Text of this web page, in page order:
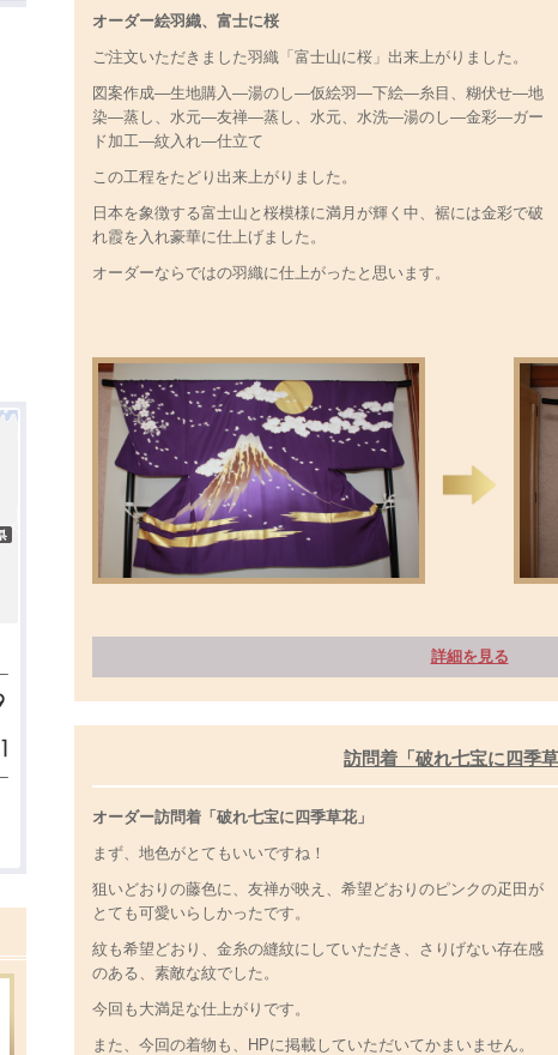
オーダー絵羽織、富士に桜
ご注文いただきました羽織「富士山に桜」出来上がりました。
図案作成―生地購入―湯のし―仮絵羽―下絵―糸目、糊伏せ―地
染―蒸し、水元―友禅―蒸し、水元、水洗―湯のし―金彩―ガー
ド加工―紋入れ―仕立て
この工程をたどり出来上がりました。
日本を象徴する富士山と桜模様に満月が輝く中、裾には金彩で破
れ霞を入れ豪華に仕上げました。
オーダーならではの羽織に仕上がったと思います。
詳細を見る
訪問着「破れ七宝に四季
オーダー訪問着「破れ七宝に四季草花」
まず、地色がとてもいいですね！
狙いどおりの藤色に、友禅が映え、希望どおりのピンクの疋田が
とても可愛いらしかったです。
紋も希望どおり、金糸の縫紋にしていただき、さりげない存在感
のある、素敵な紋でした。
今回も大満足な仕上がりです。
また、今回の着物も、HPに掲載していただいてかまいません。